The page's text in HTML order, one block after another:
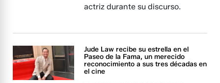
actriz durante su discurso.
Jude Law recibe su estrella en el
Paseo de la Fama, un merecido
reconocimiento a sus tres décadas en
el cine